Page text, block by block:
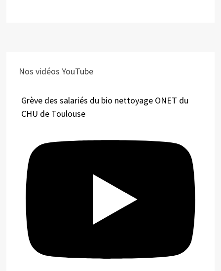
Nos vidéos YouTube
Grève des salariés du bio nettoyage ONET du
CHU de Toulouse